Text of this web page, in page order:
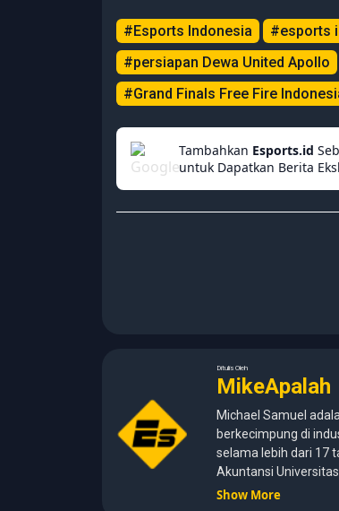
#Esports Indonesia #esports
#persiapan Dewa United Apollo
#Grand Finals Free Fire
Tambahkan Esports.id
untuk Dapatkan Berita
Ditulis Oleh
MikeApalah
Michael Samuel
berkecimpung di
selama lebih dari 17
Akuntansi
kemampuan analisis
Show More